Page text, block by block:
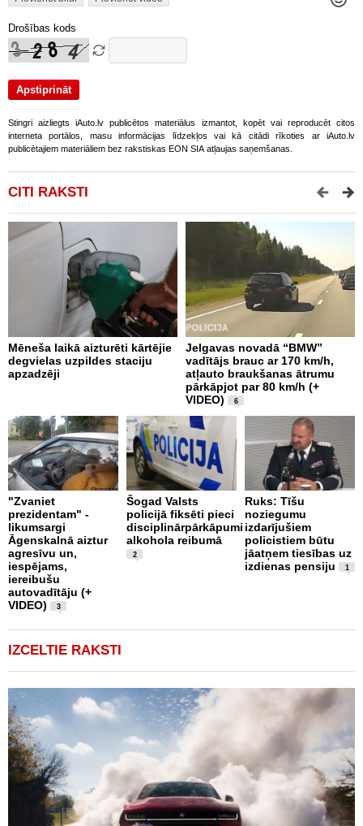
Drošības kods
Stingri aizliegts iAuto.lv publicētos materiālus izmantot, kopēt vai reproducēt citos
interneta portālos, masu informācijas līdzekļos vai kā citādi rīkoties ar iAuto.lv
publicētajiem materiāliem bez rakstiskas EON SIA atļaujas saņemšanas.
CITI RAKSTI
Mēneša laikā aizturēti kārtējie
degvielas uzpildes staciju
apzadzēji
Jelgavas novadā “BMW”
vadītājs brauc ar 170 km/h,
atļauto braukšanas ātrumu
pārkāpjot par 80 km/h (+
VIDEO)
6
"Zvaniet
prezidentam" -
likumsargi
Āgenskalnā aiztur
agresīvu un,
iespējams,
iereibušu
autovadītāju (+
VIDEO)
3
Šogad Valsts
policijā fiksēti pieci
disciplinārpārkāpumi
alkohola reibumā
2
Ruks: Tīšu
noziegumu
izdarījušiem
policistiem būtu
jāatņem tiesības uz
izdienas pensiju
1
IZCELTIE RAKSTI